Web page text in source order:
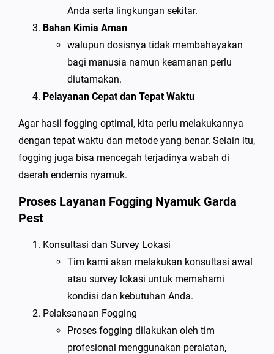
Anda serta lingkungan sekitar.
Bahan Kimia Aman
walupun dosisnya tidak membahayakan
bagi manusia namun keamanan perlu
diutamakan.
Pelayanan Cepat dan Tepat Waktu
Agar hasil fogging optimal, kita perlu melakukannya
dengan tepat waktu dan metode yang benar. Selain itu,
fogging juga bisa mencegah terjadinya wabah di
daerah endemis nyamuk.
Proses Layanan Fogging Nyamuk Garda
Pest
Konsultasi dan Survey Lokasi
Tim kami akan melakukan konsultasi awal
atau survey lokasi untuk memahami
kondisi dan kebutuhan Anda.
Pelaksanaan Fogging
Proses fogging dilakukan oleh tim
profesional menggunakan peralatan,